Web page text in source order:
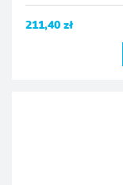
211,40 zł